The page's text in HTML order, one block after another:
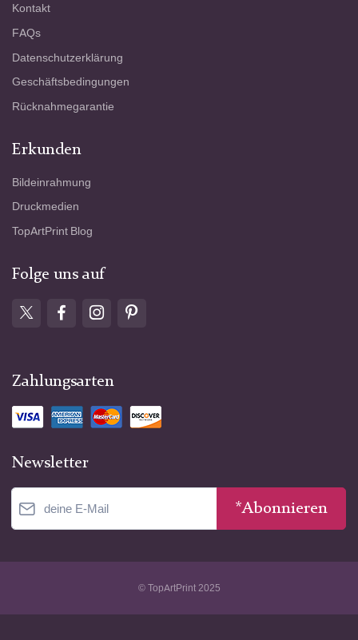
Kontakt
FAQs
Datenschutzerklärung
Geschäftsbedingungen
Rücknahmegarantie
Erkunden
Bildeinrahmung
Druckmedien
TopArtPrint Blog
Folge uns auf
Zahlungsarten
Newsletter
*Abonnieren
© TopArtPrint 2025